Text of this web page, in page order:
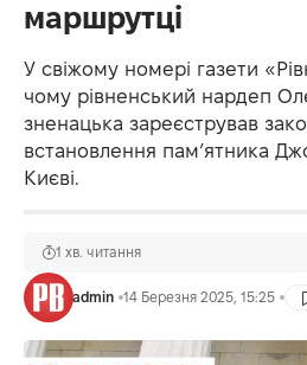
маршрутці
У свіжому номері газети
чому рівненський нардеп
зненацька зареєстрував
встановлення пам’ятника
Києві.
admin 14 Березня 2025, 15:25
1 хв. читання